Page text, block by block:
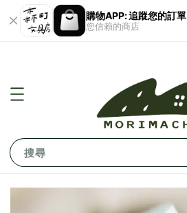
購物APP: 追蹤您的訂單
您信賴的商店
搜尋